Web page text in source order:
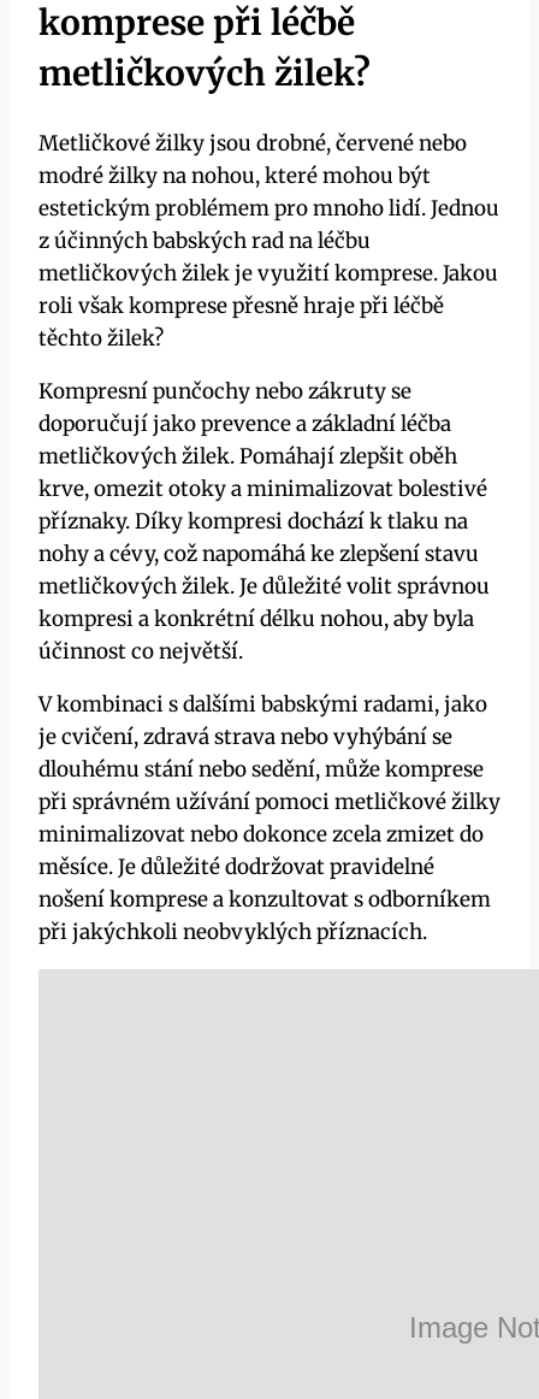
komprese při‌ léčbě
metličkových žilek?
Metličkové žilky jsou drobné, červené nebo
modré žilky na nohou, které mohou být‍
estetickým problémem pro mnoho lidí. Jednou
z​ účinných babských rad na léčbu
metličkových žilek ⁤je využití komprese. Jakou
roli však komprese přesně hraje při léčbě
těchto žilek?
Kompresní punčochy nebo zákruty se
doporučují jako prevence a základní ​léčba
metličkových žilek. Pomáhají zlepšit oběh
⁢krve, omezit otoky a‍ minimalizovat bolestivé
příznaky. ⁢Díky kompresi‍ dochází k tlaku na
nohy a cévy, což napomáhá ke zlepšení stavu
metličkových⁢ žilek. Je důležité volit správnou
kompresi a konkrétní délku nohou, aby byla
účinnost ​co největší.
V ⁤kombinaci s dalšími babskými radami, jako
je cvičení, zdravá strava nebo vyhýbání ⁤se
dlouhému stání nebo sedění, může komprese
při správném ⁣užívání ⁤pomoci metličkové žilky
minimalizovat nebo⁣ dokonce zcela⁤ zmizet do
měsíce. Je důležité dodržovat pravidelné
nošení komprese ‌a konzultovat s odborníkem
při jakýchkoli neobvyklých příznacích.